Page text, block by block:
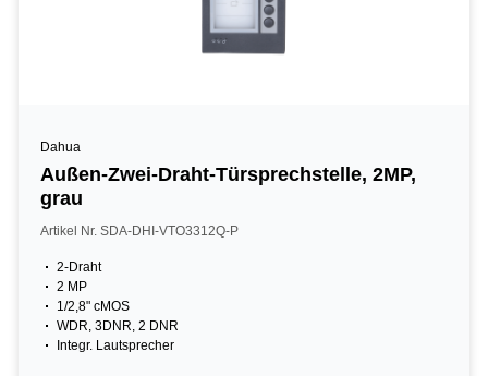
Dahua
Außen-Zwei-Draht-Türsprechstelle, 2MP,
grau
Artikel Nr. SDA-DHI-VTO3312Q-P
2-Draht
2 MP
1/2,8" cMOS
WDR, 3DNR, 2 DNR
Integr. Lautsprecher